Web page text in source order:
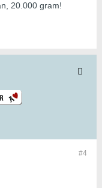
20.000 gram!
#4